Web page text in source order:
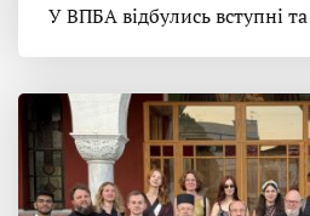
У ВПБА відбулись вступні